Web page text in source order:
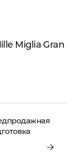
Miglia Gran